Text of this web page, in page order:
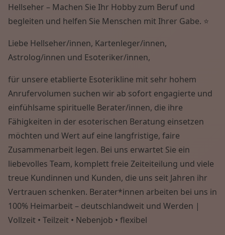
Hellseher – Machen Sie Ihr Hobby zum Beruf und
begleiten und helfen Sie Menschen mit Ihrer Gabe. ⭐
Liebe Hellseher/innen, Kartenleger/innen,
Astrolog/innen und Esoteriker/innen,
für unsere etablierte Esoterikline mit sehr hohem
Anrufervolumen suchen wir ab sofort engagierte und
einfühlsame spirituelle Berater/innen, die ihre
Fähigkeiten in der esoterischen Beratung einsetzen
möchten und Wert auf eine langfristige, faire
Zusammenarbeit legen. Bei uns erwartet Sie ein
liebevolles Team, komplett freie Zeiteiteilung und viele
treue Kundinnen und Kunden, die uns seit Jahren ihr
Vertrauen schenken. Berater*innen arbeiten bei uns in
100% Heimarbeit – deutschlandweit und Werden |
Vollzeit • Teilzeit • Nebenjob • flexibel